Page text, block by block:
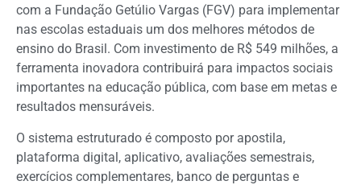
com a Fundação Getúlio Vargas (FGV) para implementar
nas escolas estaduais um dos melhores métodos de
ensino do Brasil. Com investimento de R$ 549 milhões, a
ferramenta inovadora contribuirá para impactos sociais
importantes na educação pública, com base em metas e
resultados mensuráveis.
O sistema estruturado é composto por apostila,
plataforma digital, aplicativo, avaliações semestrais,
exercícios complementares, banco de perguntas e